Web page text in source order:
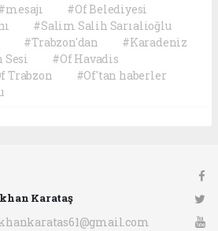
#Of Belediyesi
#Salim Salih Sarıalioğlu
#Trabzon'dan
#Karadeniz
Sesi
#Of Havadis
Trabzon
#Of'tan haberler
Karataş